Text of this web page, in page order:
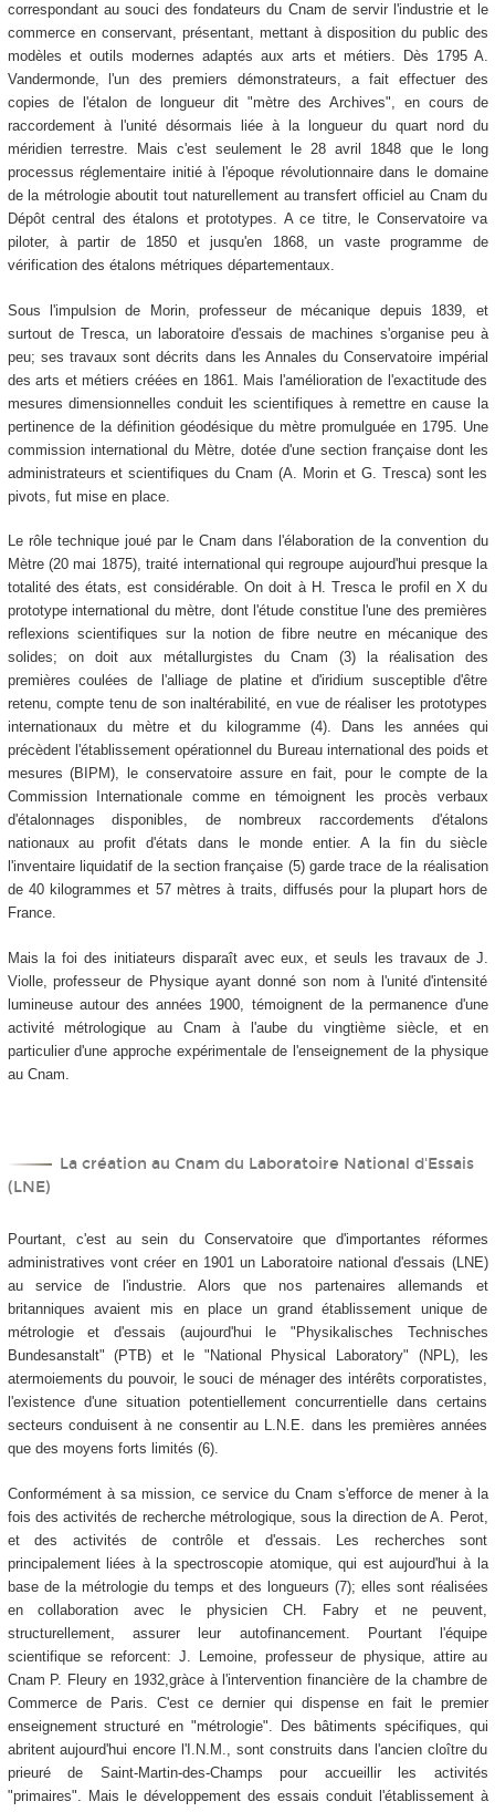
correspondant au souci des fondateurs du Cnam de servir l'industrie et le
commerce en conservant, présentant, mettant à disposition du public des
modèles et outils modernes adaptés aux arts et métiers. Dès 1795 A.
Vandermonde, l'un des premiers démonstrateurs, a fait effectuer des
copies de l'étalon de longueur dit "mètre des Archives", en cours de
raccordement à l'unité désormais liée à la longueur du quart nord du
méridien terrestre. Mais c'est seulement le 28 avril 1848 que le long
processus réglementaire initié à l'époque révolutionnaire dans le domaine
de la métrologie aboutit tout naturellement au transfert officiel au Cnam du
Dépôt central des étalons et prototypes. A ce titre, le Conservatoire va
piloter, à partir de 1850 et jusqu'en 1868, un vaste programme de
vérification des étalons métriques départementaux.
Sous l'impulsion de Morin, professeur de mécanique depuis 1839, et
surtout de Tresca, un laboratoire d'essais de machines s'organise peu à
peu; ses travaux sont décrits dans les Annales du Conservatoire impérial
des arts et métiers créées en 1861. Mais l'amélioration de l'exactitude des
mesures dimensionnelles conduit les scientifiques à remettre en cause la
pertinence de la définition géodésique du mètre promulguée en 1795. Une
commission international du Mètre, dotée d'une section française dont les
administrateurs et scientifiques du Cnam (A. Morin et G. Tresca) sont les
pivots, fut mise en place.
Le rôle technique joué par le Cnam dans l'élaboration de la convention du
Mètre (20 mai 1875), traité international qui regroupe aujourd'hui presque la
totalité des états, est considérable. On doit à H. Tresca le profil en X du
prototype international du mètre, dont l'étude constitue l'une des premières
reflexions scientifiques sur la notion de fibre neutre en mécanique des
solides; on doit aux métallurgistes du Cnam (3) la réalisation des
premières coulées de l'alliage de platine et d'iridium susceptible d'être
retenu, compte tenu de son inaltérabilité, en vue de réaliser les prototypes
internationaux du mètre et du kilogramme (4). Dans les années qui
précèdent l'établissement opérationnel du Bureau international des poids et
mesures (BIPM), le conservatoire assure en fait, pour le compte de la
Commission Internationale comme en témoignent les procès verbaux
d'étalonnages disponibles, de nombreux raccordements d'étalons
nationaux au profit d'états dans le monde entier. A la fin du siècle
l'inventaire liquidatif de la section française (5) garde trace de la réalisation
de 40 kilogrammes et 57 mètres à traits, diffusés pour la plupart hors de
France.
Mais la foi des initiateurs disparaît avec eux, et seuls les travaux de J.
Violle, professeur de Physique ayant donné son nom à l'unité d'intensité
lumineuse autour des années 1900, témoignent de la permanence d'une
activité métrologique au Cnam à l'aube du vingtième siècle, et en
particulier d'une approche expérimentale de l'enseignement de la physique
au Cnam.
La création au Cnam du Laboratoire National d'Essais
(LNE)
Pourtant, c'est au sein du Conservatoire que d'importantes réformes
administratives vont créer en 1901 un Laboratoire national d'essais (LNE)
au service de l'industrie. Alors que nos partenaires allemands et
britanniques avaient mis en place un grand établissement unique de
métrologie et d'essais (aujourd'hui le "Physikalisches Technisches
Bundesanstalt" (PTB) et le "National Physical Laboratory" (NPL), les
atermoiements du pouvoir, le souci de ménager des intérêts corporatistes,
l'existence d'une situation potentiellement concurrentielle dans certains
secteurs conduisent à ne consentir au L.N.E. dans les premières années
que des moyens forts limités (6).
Conformément à sa mission, ce service du Cnam s'efforce de mener à la
fois des activités de recherche métrologique, sous la direction de A. Perot,
et des activités de contrôle et d'essais. Les recherches sont
principalement liées à la spectroscopie atomique, qui est aujourd'hui à la
base de la métrologie du temps et des longueurs (7); elles sont réalisées
en collaboration avec le physicien CH. Fabry et ne peuvent,
structurellement, assurer leur autofinancement. Pourtant l'équipe
scientifique se reforcent: J. Lemoine, professeur de physique, attire au
Cnam P. Fleury en 1932,gràce à l'intervention financière de la chambre de
Commerce de Paris. C'est ce dernier qui dispense en fait le premier
enseignement structuré en "métrologie". Des bâtiments spécifiques, qui
abritent aujourd'hui encore l'I.N.M., sont construits dans l'ancien cloître du
prieuré de Saint-Martin-des-Champs pour accueillir les activités
"primaires". Mais le développement des essais conduit l'établissement à